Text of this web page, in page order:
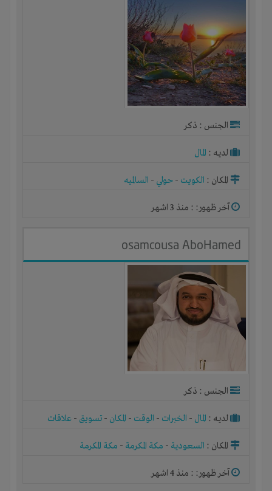
الجنس : ذكر
لديـه : المال
المكان : الكويت - حولي - السالميه
آخر ظهور: : منذ 3 اشهر
osamcousa AboHamed
الجنس : ذكر
لديـه : المال - الخبرات - الوقت - المكان - تسويق - علاقات
المكان : السعودية - مكة المكرمة - مكة المكرمة
آخر ظهور: : منذ 4 اشهر